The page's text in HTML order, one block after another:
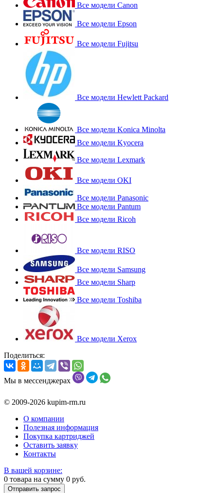
Все модели Canon
Все модели Epson
Все модели Fujitsu
Все модели Hewlett Packard
Все модели Konica Minolta
Все модели Kyocera
Все модели Lexmark
Все модели OKI
Все модели Panasonic
Все модели Pantum
Все модели Ricoh
Все модели RISO
Все модели Samsung
Все модели Sharp
Все модели Toshiba
Все модели Xerox
Поделиться:
Мы в мессенджерах
© 2009-2026 kupim-rm.ru
О компании
Полезная информация
Покупка картриджей
Оставить заявку
Контакты
В вашей корзине:
0 товара на сумму 0 руб.
Отправить запрос